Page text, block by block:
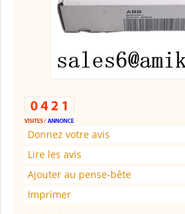
Donnez votre avis
Lire les avis
Ajouter au pense-bête
Imprimer